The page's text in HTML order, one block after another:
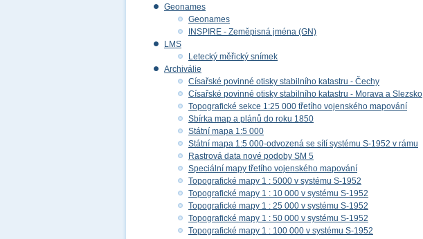
Geonames
Geonames
INSPIRE - Zeměpisná jména (GN)
LMS
Letecký měřický snímek
Archiválie
Císařské povinné otisky stabilního katastru - Čechy
Císařské povinné otisky stabilního katastru - Morava a Slezsko
Topografické sekce 1:25 000 třetího vojenského mapování
Sbírka map a plánů do roku 1850
Státní mapa 1:5 000
Státní mapa 1:5 000-odvozená se sítí systému S-1952 v rámu
Rastrová data nové podoby SM 5
Speciální mapy třetího vojenského mapování
Topografické mapy 1 : 5000 v systému S-1952
Topografické mapy 1 : 10 000 v systému S-1952
Topografické mapy 1 : 25 000 v systému S-1952
Topografické mapy 1 : 50 000 v systému S-1952
Topografické mapy 1 : 100 000 v systému S-1952